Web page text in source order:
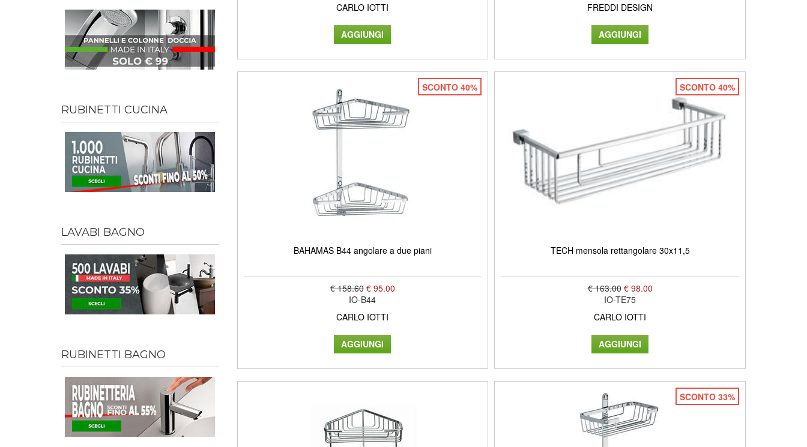
RUBINETTI CUCINA
LAVABI BAGNO
RUBINETTI BAGNO
CARLO IOTTI
FREDDI DESIGN
SCONTO 40%
BAHAMAS B44 angolare a due piani
€ 158.60 € 95.00
IO-B44
CARLO IOTTI
SCONTO 40%
TECH mensola rettangolare 30x11,5
€ 163.00 € 98.00
IO-TE75
CARLO IOTTI
SCONTO 33%